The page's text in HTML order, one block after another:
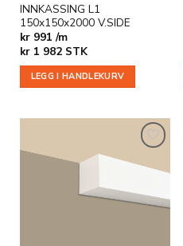
INNKASSING L1
150x150x2000 V.SIDE
kr 991 /m
kr1 982 STK
LEGG I HANDLEKURV
Legg til
ønskeliste